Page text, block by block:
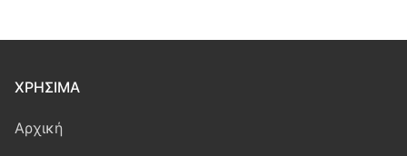
ΧΡΉΣΙΜΑ
Αρχική